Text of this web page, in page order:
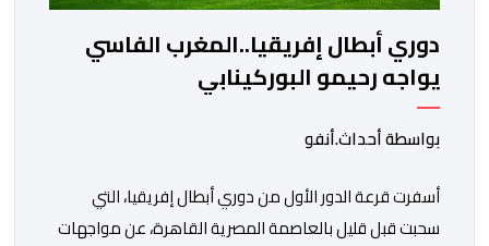
دوري أبطال إفريقيا..المغرب الفاسي
يواجه رحيمو البوركينابي
بواسطة أحداث.أنفو
أسفرت قرعة الدور الأول من دوري أبطال إفريقيا، التي
سحبت قبل قليل بالعاصمة المصرية القاهرة، عن مواجهات